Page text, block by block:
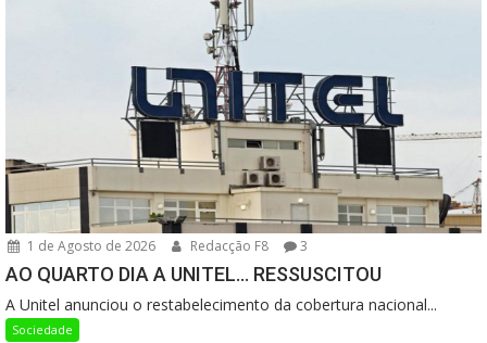
1 de Agosto de 2026 Redacção F8 3
AO QUARTO DIA A UNITEL… RESSUSCITOU
A Unitel anunciou o restabelecimento da cobertura nacional...
Sociedade